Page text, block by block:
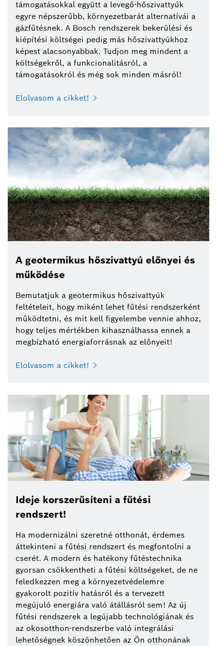
támogatásokkal együtt a levegő-hőszivattyúk
egyre népszerűbb, környezetbarát alternatívái a
gázfűtésnek. A Bosch rendszerek bekerülési és
kiépítési költségei pedig más hőszivattyúkhoz
képest alacsonyabbak. Tudjon meg mindent a
költségekről, a funkcionalitásról, a
támogatásokról és még sok minden másról!
Elolvasom a cikket!
A geotermikus hőszivattyú előnyei és
működése
Bemutatjuk a geotermikus hőszivattyúk
feltételeit, hogy miként lehet fűtési rendszerként
működtetni, és mit kell figyelembe vennie ahhoz,
hogy teljes mértékben kihasználhassa ennek a
megbízható energiaforrásnak az előnyeit!
Elolvasom a cikket!
Ideje korszerűsíteni a fűtési
rendszert!
Ha modernizálni szeretné otthonát, érdemes
áttekinteni a fűtési rendszert és megfontolni a
cserét. A modern és hatékony fűtéstechnika
gyorsan csökkentheti a fűtési költségeket, de ne
feledkezzen meg a környezetvédelemre
gyakorolt pozitív hatásról és a tervezett
megújuló energiára való átállásról sem! Az új
fűtési rendszerek a legújabb technológiának és
az okosotthon-rendszerbe való integrálási
lehetőségnek köszönhetően az Ön otthonának